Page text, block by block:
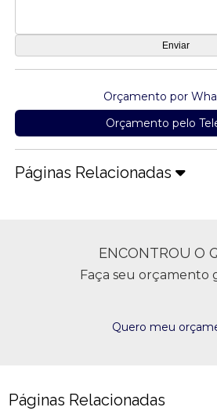
Orçamento por
Orçamento pelo
Páginas Relacionadas
ENCONTROU O
Faça seu orçamento
Quero meu
Páginas Relacionadas